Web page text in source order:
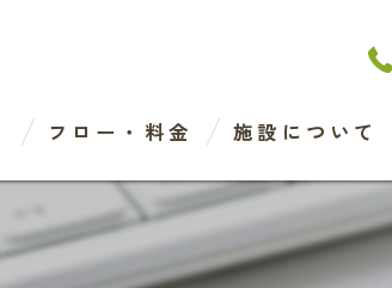
フロー・料金 施設について
わたなべ医院
デイケアセンター